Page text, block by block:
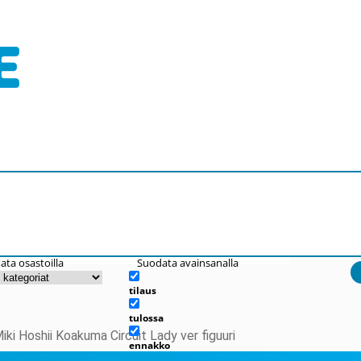
osastoilla Suodata avainsanalla
tilaus
tulossa
ennakko
Hoshii Koakuma Circuit Lady ver figuuri